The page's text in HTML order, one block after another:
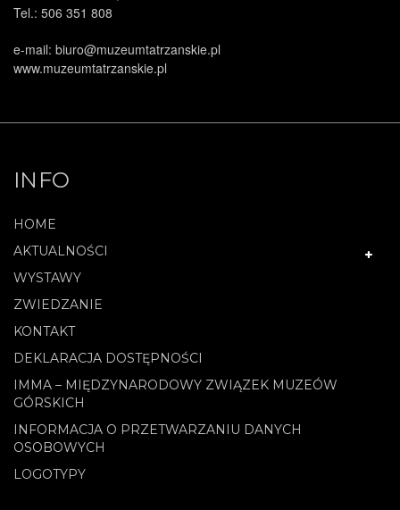
Tel.: 506 351 808
e-mail: biuro@muzeumtatrzanskie.pl
www.muzeumtatrzanskie.pl
INFO
HOME
AKTUALNOŚCI
WYSTAWY
ZWIEDZANIE
KONTAKT
DEKLARACJA DOSTĘPNOŚCI
IMMA – MIĘDZYNARODOWY ZWIĄZEK MUZEÓW
GÓRSKICH
INFORMACJA O PRZETWARZANIU DANYCH
OSOBOWYCH
LOGOTYPY